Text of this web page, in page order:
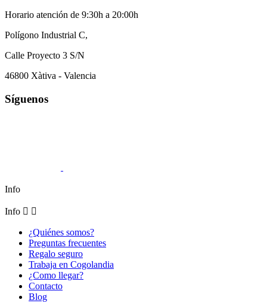
Horario atención de 9:30h a 20:00h
Polígono Industrial C,
Calle Proyecto 3 S/N
46800 Xàtiva - Valencia
Síguenos
Info
Info  
¿Quiénes somos?
Preguntas frecuentes
Regalo seguro
Trabaja en Cogolandia
¿Como llegar?
Contacto
Blog